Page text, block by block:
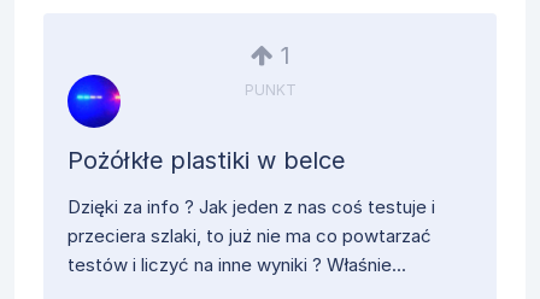
1
PUNKT
Pożółkłe plastiki w belce
Dzięki za info ? Jak jeden z nas coś testuje i
przeciera szlaki, to już nie ma co powtarzać
testów i liczyć na inne wyniki ? Właśnie...